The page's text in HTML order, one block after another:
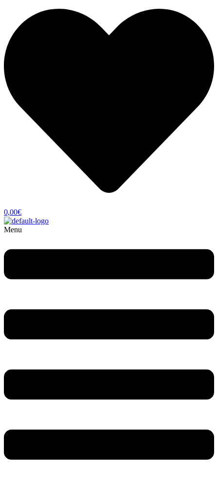
0,00€
Menu